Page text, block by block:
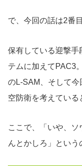
で、今回の話は2番
保有している迎撃手
テムに加えてPAC3
のL-SAM、そして
空防衛を考えている
ここで、「いや、
んとかしろ」という